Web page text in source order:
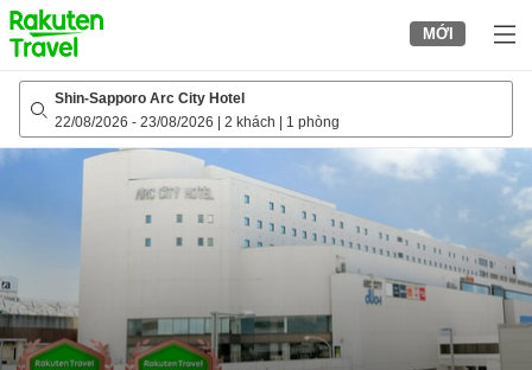
to
top
page
MỚI
Shin-Sapporo Arc City Hotel
22/08/2026 - 23/08/2026 2 khách 1 phòng